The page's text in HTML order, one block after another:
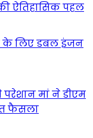
ऐतिहासिक पहल
के लिए डबल इंजन
मां ने डीएम
फैसला